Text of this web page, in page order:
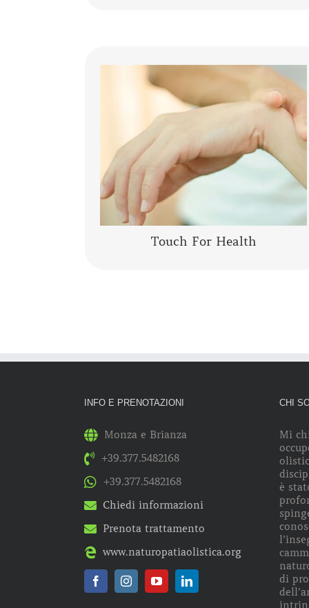
Touch For Health
La Kinesiologia Specializzata è un
metodo olistico che prende in
considerazione la persona nella sua
totalità corpo, mente, emozioni. Integra
le conoscenze moderne……
CONTINUA A LEGGERE
INFO E PRENOTAZIONI
Monza e Brianza
+39.377.5482168
+39.377.5482168
Chiedi informazioni
Prenota trattamento
www.naturopatiaolistica.org
CHI
Mi
è
di